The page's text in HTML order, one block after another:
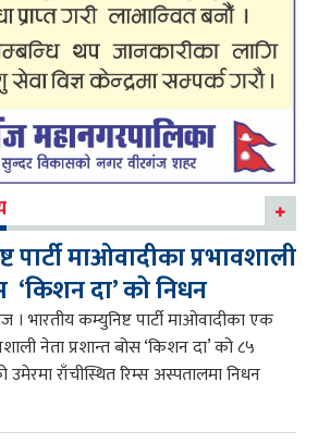
पार्टी माओवादीका प्रभावशाली
‘किशन दा’ को निधन
। भारतीय कम्युनिष्ट पार्टी माओवादीका एक
नेता प्रशान्त बोस ‘किशन दा’ को ८५
उमेरमा राँचीस्थित रिम्स अस्पतालमा निधन